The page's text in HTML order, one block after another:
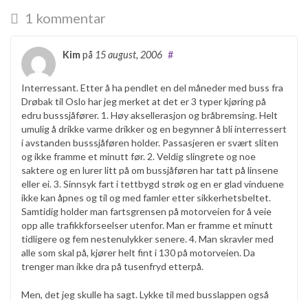
1 kommentar
Kimpå 15 august, 2006 #
Interressant. Etter å ha pendlet en del måneder med buss fra
Drøbak til Oslo har jeg merket at det er 3 typer kjøring på
edru busssjåfører. 1. Høy aksellerasjon og bråbremsing. Helt
umulig å drikke varme drikker og en begynner å bli interressert
i avstanden busssjåføren holder. Passasjeren er svært sliten
og ikke framme et minutt før. 2. Veldig slingrete og noe
saktere og en lurer litt på om bussjåføren har tatt på linsene
eller ei. 3. Sinnsyk fart i tettbygd strøk og en er glad vinduene
ikke kan åpnes og til og med famler etter sikkerhetsbeltet.
Samtidig holder man fartsgrensen på motorveien for å veie
opp alle trafikkforseelser utenfor. Man er framme et minutt
tidligere og fem nestenulykker senere. 4. Man skravler med
alle som skal på, kjører helt fint i 130 på motorveien. Da
trenger man ikke dra på tusenfryd etterpå.
Men, det jeg skulle ha sagt. Lykke til med busslappen også